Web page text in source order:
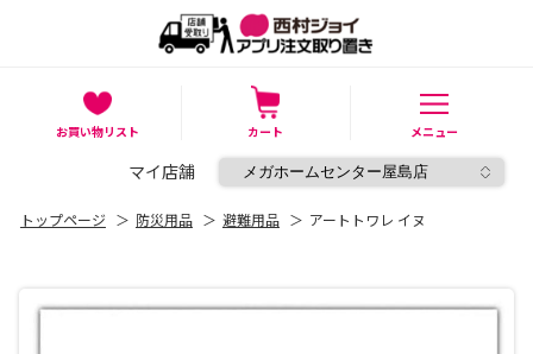
お買い物リスト カート メニュー
マイ店舗
トップページ ＞ 防災用品 ＞ 避難用品 ＞ アートトワレ イヌ